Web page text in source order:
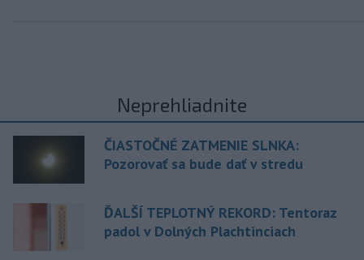
Neprehliadnite
ČIASTOČNÉ ZATMENIE SLNKA:
Pozorovať sa bude dať v stredu
ĎALŠÍ TEPLOTNÝ REKORD: Tentoraz
padol v Dolných Plachtinciach